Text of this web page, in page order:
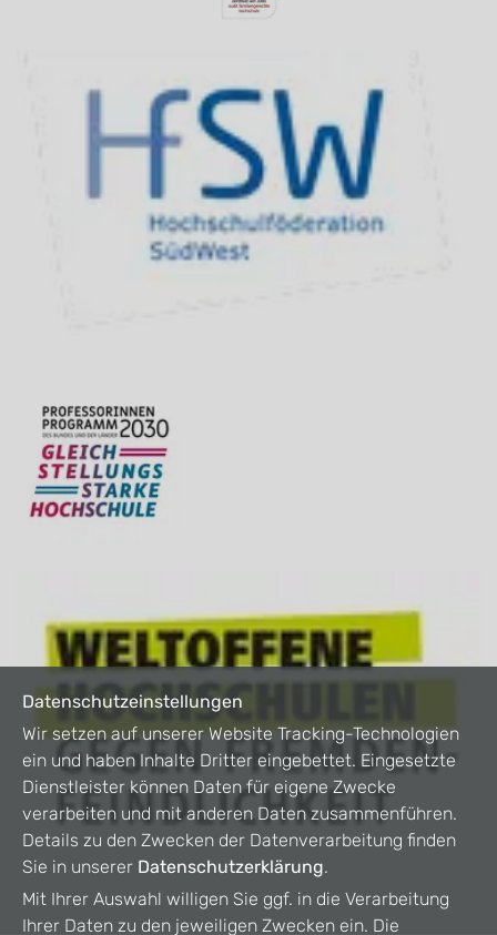
Datenschutzeinstellungen
Wir setzen auf unserer Website Tracking-Technologien
ein und haben Inhalte Dritter eingebettet. Eingesetzte
Dienstleister können Daten für eigene Zwecke
verarbeiten und mit anderen Daten zusammenführen.
Details zu den Zwecken der Datenverarbeitung finden
Sie in unserer Datenschutzerklärung.
Mit Ihrer Auswahl willigen Sie ggf. in die Verarbeitung
Ihrer Daten zu den jeweiligen Zwecken ein. Die